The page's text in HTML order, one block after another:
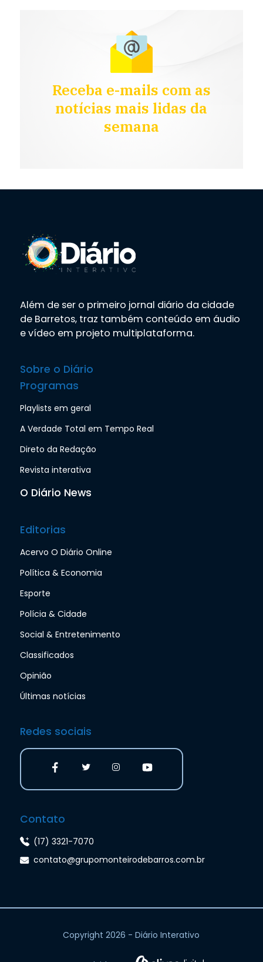
Receba e-mails com as
notícias mais lidas da
semana
Além de ser o primeiro jornal diário da cidade
de Barretos, traz também conteúdo em áudio
e vídeo em projeto multiplataforma.
Sobre o Diário
Programas
Playlists em geral
A Verdade Total em Tempo Real
Direto da Redação
Revista interativa
O Diário News
Editorias
Acervo O Diário Online
Política & Economia
Esporte
Polícia & Cidade
Social & Entretenimento
Classificados
Opinião
Últimas notícias
Redes sociais
Contato
(17) 3321-7070
contato@grupomonteirodebarros.com.br
Copyright 2026 - Diário Interativo